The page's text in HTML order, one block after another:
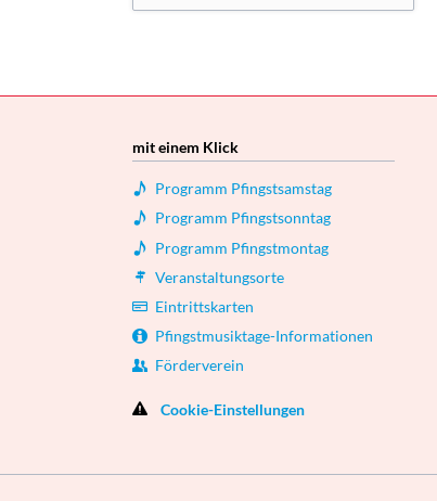
mit einem Klick
Programm Pfingstsamstag
Programm Pfingstsonntag
Programm Pfingstmontag
Veranstaltungsorte
Eintrittskarten
Pfingstmusiktage-Informationen
Förderverein
Cookie-Einstellungen